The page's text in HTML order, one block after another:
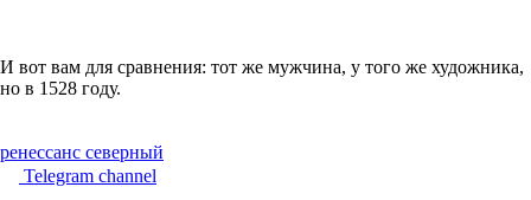
И вот вам для сравнения: тот же мужчина, у того же художника,
но в 1528 году.
ренессанс северный
Telegram channel